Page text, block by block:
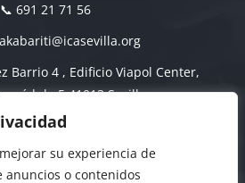
su experiencia de
anuncios o contenidos
📞 691 21 71 56
Barrio 4 , Edificio Viapol Center,
módulo 5 41013 Sevilla